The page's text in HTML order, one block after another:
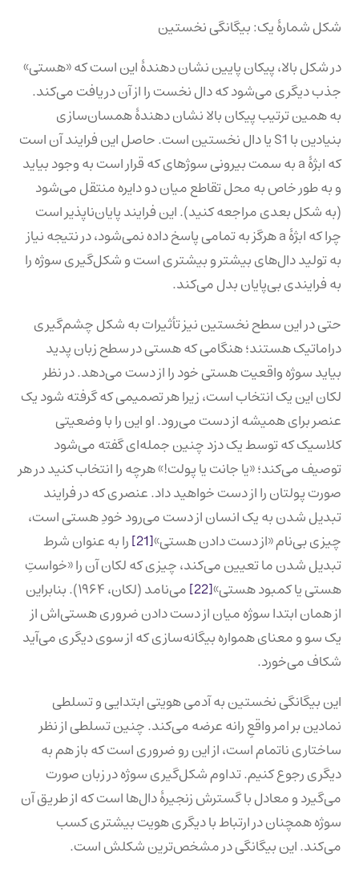
شکل شمارهٔ یک: بیگانگی نخستین
در شکل بالا، پیکان پایین نشان دهندهٔ این است که «هستی‌»
جذب دیگری می‌شود که دال نخست را از آن دریافت می‌کند.
به همین ترتیب پیکان بالا نشان ‌دهندهٔ همسان‌سازی
بنیادین با S1 یا دال نخستین است. حاصل این فرایند آن است
که ابژهٔ a به سمت بیرونی سوژه‎ای که قرار است به وجود بیاید
و به طور خاص به محل تقاطع میان دو دایره منتقل می‌شود
(به شکل بعدی مراجعه کنید). این فرایند پایان‌ناپذیر است
چرا که ابژهٔ a هرگز به تمامی پاسخ داده نمی‌شود، در نتیجه نیاز
به تولید دال‌های بیشتر و بیشتری است و شکل‌گیری سوژه را
به فرایندی بی‌پایان بدل می‌کند.
حتی در این سطح نخستین نیز تأثیرات به شکل چشم‌گیری
دراماتیک هستند؛ هنگامی که هستی در سطح زبان پدید
بیاید سوژه واقعیت هستی خود را از دست می‌دهد. در نظر
لکان این یک انتخاب است، زیرا هر تصمیمی که گرفته شود یک
عنصر برای همیشه از دست می‌رود. او این را با وضعیتی
کلاسیک که توسط یک دزد چنین جمله‌ای گفته می‌شود
توصیف می‌کند؛ «یا جانت یا پولت!» هرچه را انتخاب کنید در هر
صورت پولتان را از دست خواهید داد. عنصری که در فرایند
تبدیل شدن به یک انسان از دست می‌رود خودِ هستی است،
چیزی بی‌نام «از دست دادن هستی»[21]
را به عنوان شرط
تبدیل شدن ما تعیین می‌کند، چیزی که لکان آن را «خواستِ
هستی یا کمبود هستی»[22]
می‌نامد (لکان، ۱۹۶۴). بنابراین
از همان ابتدا سوژه میان از دست دادن ضروری هستی‌اش از
یک سو و معنای همواره بیگانه‌سازی که از سوی دیگری می‌آید
شکاف می‌خورد.
این بیگانگی نخستین به آدمی هویتی ابتدایی و تسلطی
نمادین بر امر واقعِ رانه عرضه می‌کند. چنین تسلطی از نظر
ساختاری ناتمام است، از این رو ضروری است که باز هم به
دیگری رجوع کنیم. تداوم شکل‌گیری سوژه در زبان صورت
می‌گیرد و معادل با گسترش زنجیرهٔ دال‌ها است که از طریق آن
سوژه همچنان در ارتباط با دیگری هویت بیشتری کسب
می‌کند. این بیگانگی در مشخص‌ترین شکلش است.